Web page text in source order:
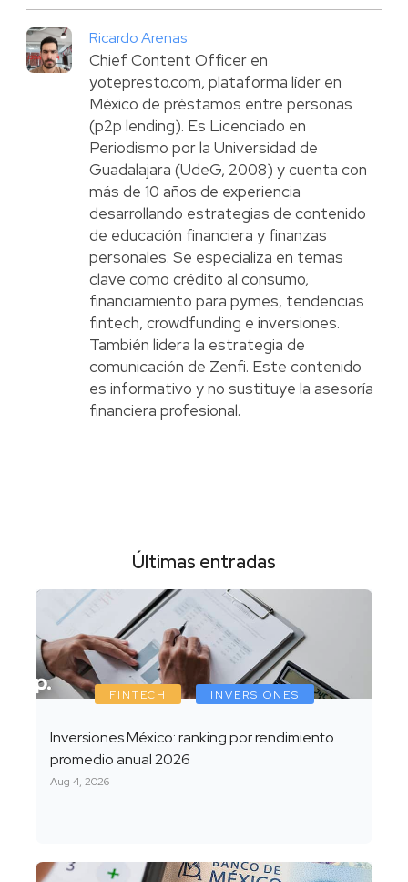
Ricardo Arenas
Chief Content Officer en
yotepresto.com, plataforma líder en
México de préstamos entre personas
(p2p lending). Es Licenciado en
Periodismo por la Universidad de
Guadalajara (UdeG, 2008) y cuenta con
más de 10 años de experiencia
desarrollando estrategias de contenido
de educación financiera y finanzas
personales. Se especializa en temas
clave como crédito al consumo,
financiamiento para pymes, tendencias
fintech, crowdfunding e inversiones.
También lidera la estrategia de
comunicación de Zenfi. Este contenido
es informativo y no sustituye la asesoría
financiera profesional.
Últimas entradas
FINTECH INVERSIONES
Inversiones México: ranking por rendimiento
promedio anual 2026
Aug 4, 2026